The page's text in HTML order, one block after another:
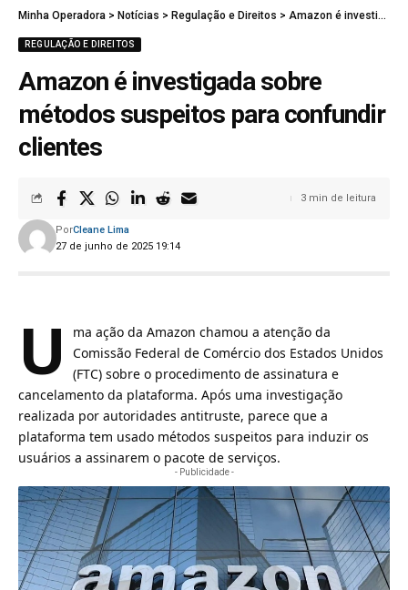
Minha Operadora > Notícias > Regulação e Direitos > Amazon é investigada sobre métodos suspeitos para confundir clientes
REGULAÇÃO E DIREITOS
Amazon é investigada sobre
métodos suspeitos para confundir
clientes
27 de junho de 2025 19:14
PorCleane Lima
3 min de leitura
U
ma ação da Amazon chamou a atenção da
Comissão Federal de Comércio dos Estados Unidos
(FTC) sobre o procedimento de assinatura e
cancelamento da plataforma. Após uma investigação
realizada por autoridades antitruste, parece que a
plataforma tem usado métodos suspeitos para induzir os
usuários a assinarem o pacote de serviços.
- Publicidade -